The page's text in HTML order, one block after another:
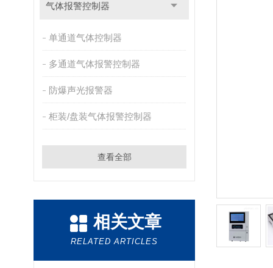
气体报警控制器
单通道气体控制器
多通道气体报警控制器
防爆声光报警器
柜装/盘装气体报警控制器
查看全部
相关文章
RELATED ARTICLES